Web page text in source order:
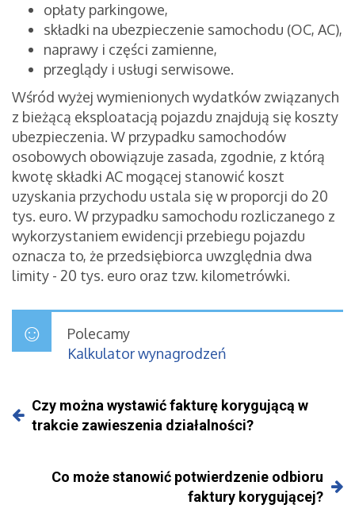
opłaty parkingowe,
składki na ubezpieczenie samochodu (OC, AC),
naprawy i części zamienne,
przeglądy i usługi serwisowe.
Wśród wyżej wymienionych wydatków związanych
z bieżącą eksploatacją pojazdu znajdują się koszty
ubezpieczenia. W przypadku samochodów
osobowych obowiązuje zasada, zgodnie, z którą
kwotę składki AC mogącej stanowić koszt
uzyskania przychodu ustala się w proporcji do 20
tys. euro. W przypadku samochodu rozliczanego z
wykorzystaniem ewidencji przebiegu pojazdu
oznacza to, że przedsiębiorca uwzględnia dwa
limity - 20 tys. euro oraz tzw. kilometrówki.
Polecamy
Kalkulator wynagrodzeń
Czy można wystawić fakturę korygującą w
trakcie zawieszenia działalności?
Co może stanowić potwierdzenie odbioru
faktury korygującej?